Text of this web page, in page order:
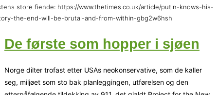
store fiende: https://www.thetimes.co.uk/article/putin-knows-his-
the-end-will-be-brutal-and-from-within-gbg2w6hsh
De første som hopper i sjøen
Norge dilter trofast etter USAs neokonservative, som de kaller
seg, miljøet som sto bak planleggingen, utførelsen og den